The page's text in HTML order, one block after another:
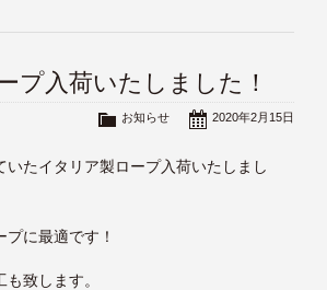
プ入荷いたしました！
2020年2月15日
お知らせ
いたイタリア製ロープ入荷いたしまし
に最適です！
致します。